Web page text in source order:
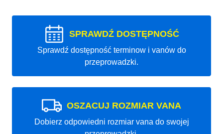
SPRAWDŹ DOSTĘPNOŚĆ
Sprawdź dostępność terminow i vanów do
przeprowadzki.
OSZACUJ ROZMIAR VANA
Dobierz odpowiedni rozmiar vana do swojej